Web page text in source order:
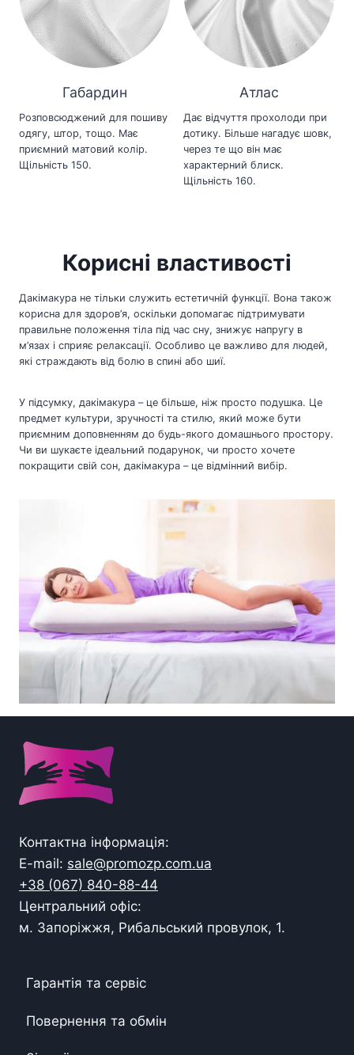
Габардин
Розповсюджений для пошиву
одягу, штор, тощо. Має
приємний матовий колір.
Щільність 150.
Атлас
Дає відчуття прохолоди при
дотику. Більше нагадує шовк,
через те що він має
характерний блиск.
Щільність 160.
Корисні властивості
Дакімакура не тільки служить естетичній функції. Вона також
корисна для здоров’я, оскільки допомагає підтримувати
правильне положення тіла під час сну, знижує напругу в
м’язах і сприяє релаксації. Особливо це важливо для людей,
які страждають від болю в спині або шиї.
У підсумку, дакімакура – це більше, ніж просто подушка. Це
предмет культури, зручності та стилю, який може бути
приємним доповненням до будь-якого домашнього простору.
Чи ви шукаєте ідеальний подарунок, чи просто хочете
покращити свій сон, дакімакура – це відмінний вибір.
Контактна інформація:
E-mail: sale@promozp.com.ua
+38 (067) 840-88-44
Центральний офіс:
м. Запоріжжя, Рибальський провулок, 1.
Гарантія та сервіс
Повернення та обмін